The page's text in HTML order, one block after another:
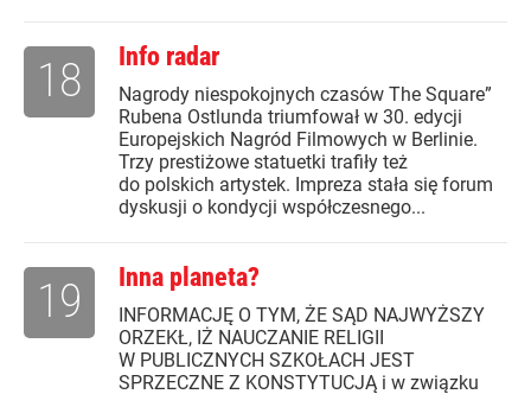
Info radar
Nagrody niespokojnych czasów The Square”
Rubena Ostlunda triumfował w 30. edycji
Europejskich Nagród Filmowych w Berlinie.
Trzy prestiżowe statuetki trafiły też
do polskich artystek. Impreza stała się forum
dyskusji o kondycji współczesnego...
18
Inna planeta?
INFORMACJĘ O TYM, ŻE SĄD NAJWYŻSZY
ORZEKŁ, IŻ NAUCZANIE RELIGII
W PUBLICZNYCH SZKOŁACH JEST
SPRZECZNE Z KONSTYTUCJĄ i w związku
19